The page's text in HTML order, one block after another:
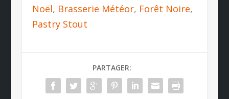
Noël, Brasserie Météor, Forêt Noire,
Pastry Stout
PARTAGER: